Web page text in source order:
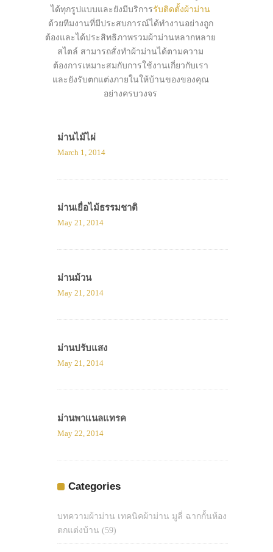
ได้ทุกรูปแบบและยังมีบริการรับติดตั้งผ้าม่าน
ด้วยทีมงานที่มีประสบการณ์ได้ทำงานอย่างถูก
ต้องและได้ประสิทธิภาพรวมผ้าม่านหลากหลาย
สไตล์ สามารถสั่งทำผ้าม่านได้ตามความ
ต้องการเหมาะสมกับการใช้งานเกี่ยวกับเรา
และยังรับตกแต่งภายในให้บ้านของของคุณ
อย่างครบวงจร
ม่านไม้ไผ่
March 1, 2014
ม่านเยื่อไม้ธรรมชาติ
May 21, 2014
ม่านม้วน
May 21, 2014
ม่านปรับแสง
May 21, 2014
ม่านพาแนลแทรค
May 22, 2014
Categories
บทความผ้าม่าน เทคนิคผ้าม่าน มูลี่ ฉากกั้นห้อง
ตกแต่งบ้าน (59)